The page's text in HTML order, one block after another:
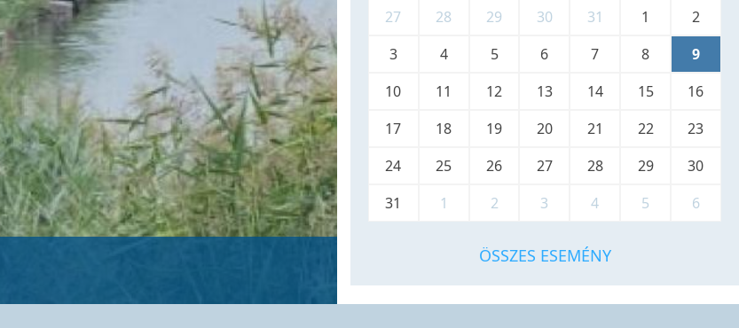
27 28 29 30 31 1
2
3
4 5 6 7 8
9
10
11 12 13 14 15
16
17
18 19 20 21 22
23
24
25 26 27 28 29
30
31
1 2 3 4 5 6
ÖSSZES ESEMÉNY